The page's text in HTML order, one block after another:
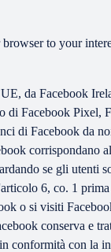
to your
da Facebook
Facebook Pixel,
di Facebook da
corrispondano
se gli utenti
6, co. 1
o si visiti
conserva e
conformità con la